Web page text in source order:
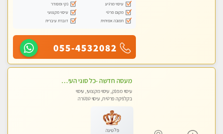
עיסוי מרגיע
נקי ומסודר
מקום פרטי
עיסוי מקצועי
תמונה אמיתית
דוברת עיברית
055-4532082
מעסה חדשה -כל סוגי העיסויים מעסה מקצועית ואיכותית פרטי!!!מומלץ לחלוטין!!
עיסוי מפנק, עיסוי מקצועי, עיסוי
בקלניקה פרטית, עיסוי טנטרה
פלטינה